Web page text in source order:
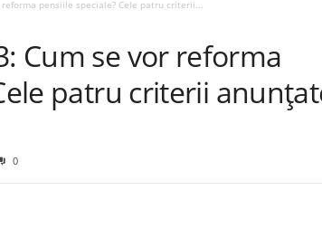
pensiile speciale? Cele patru criterii...
Cum se vor reforma
patru criterii
0